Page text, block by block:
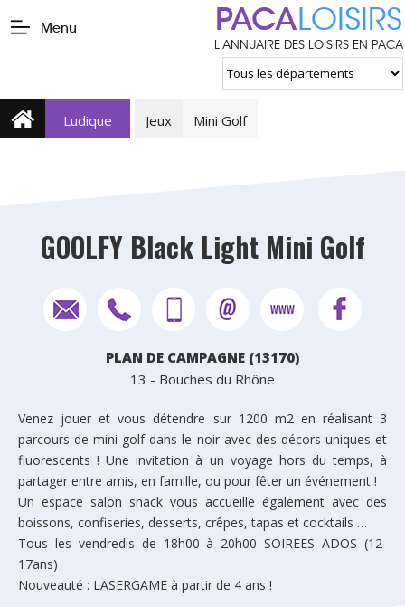
Menu PACALOISIRS
L'ANNUAIRE DES LOISIRS EN PACA
Ludique Jeux Mini Golf
GOOLFY Black Light Mini Golf
PLAN DE CAMPAGNE (13170)
13 - Bouches du Rhône
Venez jouer et vous détendre sur 1200 m2 en réalisant 3
parcours de mini golf dans le noir avec des décors uniques et
fluorescents ! Une invitation à un voyage hors du temps, à
partager entre amis, en famille, ou pour fêter un événement !
Un espace salon snack vous accueille également avec des
boissons, confiseries, desserts, crêpes, tapas et cocktails …
Tous les vendredis de 18h00 à 20h00 SOIREES ADOS (12-
17ans)
Nouveauté : LASERGAME à partir de 4 ans !